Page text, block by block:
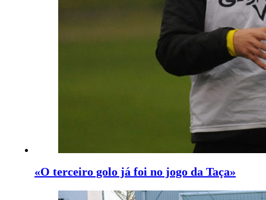
«O terceiro golo já foi no jogo da Taça»